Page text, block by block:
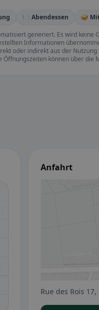
🍽️ Abendessen
🥪
generiert. Es wird keine
Informationen
oder indirekt aus der
können über die
Anfahrt
Rue des Rois